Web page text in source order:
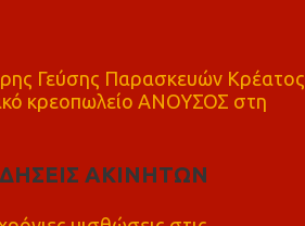
Γεύσης Παρασκευών Κρέατος
κρεοπωλείο ΑΝΟΥΣΟΣ στη
ΑΚΙΝΗΤΩΝ